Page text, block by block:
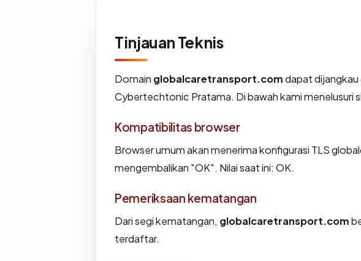
Tinjauan Teknis
Domain globalcaretransport.comdapat dijangkau
Cybertechtonic Pratama. Di bawah kami menelusuri
Kompatibilitas browser
Browser umum akan menerima konfigurasi TLS
mengembalikan "OK". Nilai saat ini: OK.
Pemeriksaan kematangan
Dari segi kematangan, globalcaretransport.com
terdaftar.